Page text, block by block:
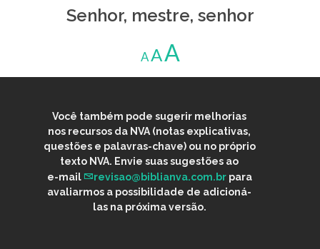
Senhor, mestre, senhor
AAA
Você também pode sugerir melhorias
nos recursos da NVA (notas explicativas,
questões e palavras-chave) ou no próprio
texto NVA. Envie suas sugestões ao
e-mail
revisao@biblianva.com.br para
avaliarmos a possibilidade de adicioná-
las na próxima versão.